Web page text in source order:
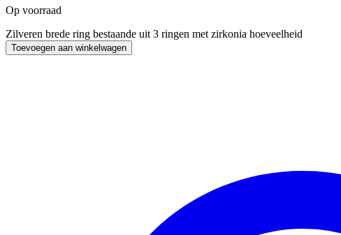
Op voorraad
Zilveren brede ring bestaande uit 3 ringen met zirkonia hoeveelheid
Toevoegen aan winkelwagen